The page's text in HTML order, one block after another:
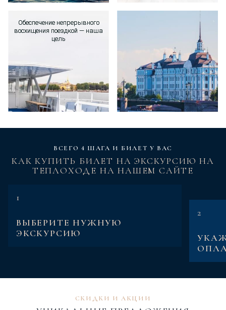
Обеспечение непрерывного
восхищения поездкой — наша
цель
Обеспечение непрерывного
восхищения поездкой — наша
цель
ВСЕГО 4 ШАГА И БИЛЕТ У ВАС
КАК КУПИТЬ БИЛЕТ НА ЭКСКУРСИЮ НА
ТЕПЛОХОДЕ НА НАШЕМ САЙТЕ
1
ВЫБЕРИТЕ НУЖНУЮ
ЭКСКУРСИЮ
2
СКИДКИ И АКЦИИ